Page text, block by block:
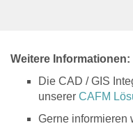
Weitere Informationen:
Die CAD / GIS
unserer CAFM
Gerne informieren